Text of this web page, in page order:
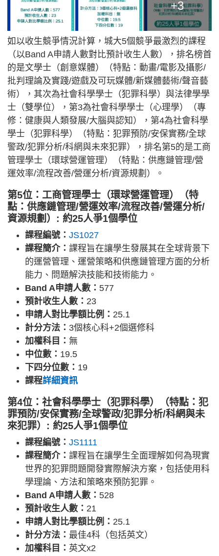
+3
如以收生競爭情況計算，城大5個競爭最激烈的課程
（以Band A申請人數對比預計收生人數），排名榜首
的是文學士（創意媒體）（特點：動畫/電影及攝影/
批判理論及實踐/遊戲及可玩媒體/新媒體藝術/聲音藝
術），其次為社會科學學士（犯罪科學）與法律學學
士（雙學位），第3為社會科學學士（心理學）（專
修：健康與人類發展/大腦與認知），第4為社會科學
學士（犯罪科學）（特點：犯罪預防/安保實務/全球
警政/犯罪分析/科網與未來犯罪），排名第5的是工商
管理學士（環球營運管理）（特點：供應鏈管理/營
運效率/流程改善/營運分析/資源規劃）。
第5位：工商管理學士（環球營運管理）（特
點：供應鏈管理/營運效率/流程改善/營運分析/
資源規劃）: 約25人爭1個學位
課程編號： JS1027
課程簡介： 課程旨在讓學生發展其在全球背景下
的運營管理、運營策略和供應鏈管理方面的分析
能力、問題解決技能和技術能力。
Band A申請人數： 577
預計收生人數： 23
申請人對比學額比例： 25.1
計分方法： 3個核心科+2個選修科
加權科目： 無
中位數： 19.5
下四分位數： 19
課程詳細資訊
第4位：社會科學學士（犯罪科學）（特點：犯
罪預防/安保實務/全球警政/犯罪分析/科網與未
來犯罪）: 約25人爭1個學位
課程編號： JS1111
課程簡介： 課程旨在讓學生全面理解如何為現實
世界的犯罪問題開發實際解決方案，包括使用科
學理論、方法和策略來預防犯罪。
Band A申請人數： 528
預計收生人數： 21
申請人對比學額比例： 25.1
計分方法： 最佳4科（包括英文）
加權科目： 英文x2